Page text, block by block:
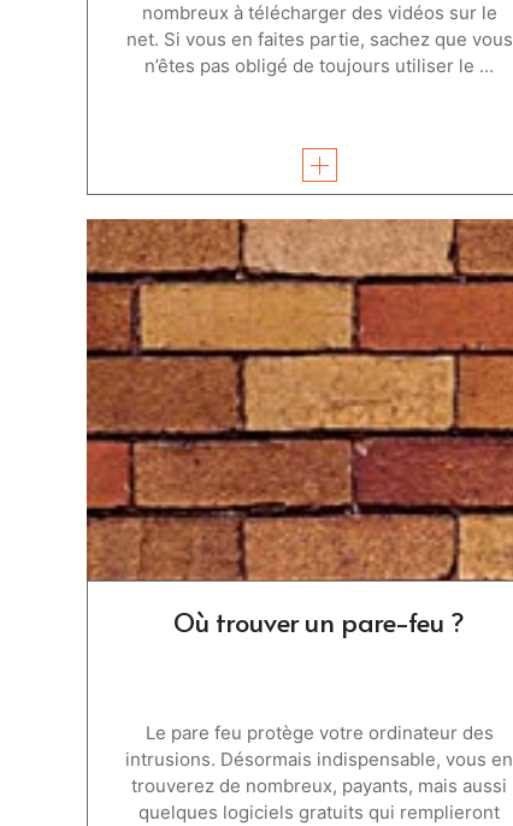
nombreux à télécharger des vidéos sur le
net. Si vous en faites partie, sachez que vous
n’êtes pas obligé de toujours utiliser le ...
Où trouver un pare-feu ?
Le pare feu protège votre ordinateur des
intrusions. Désormais indispensable, vous en
trouverez de nombreux, payants, mais aussi
quelques logiciels gratuits qui remplieront